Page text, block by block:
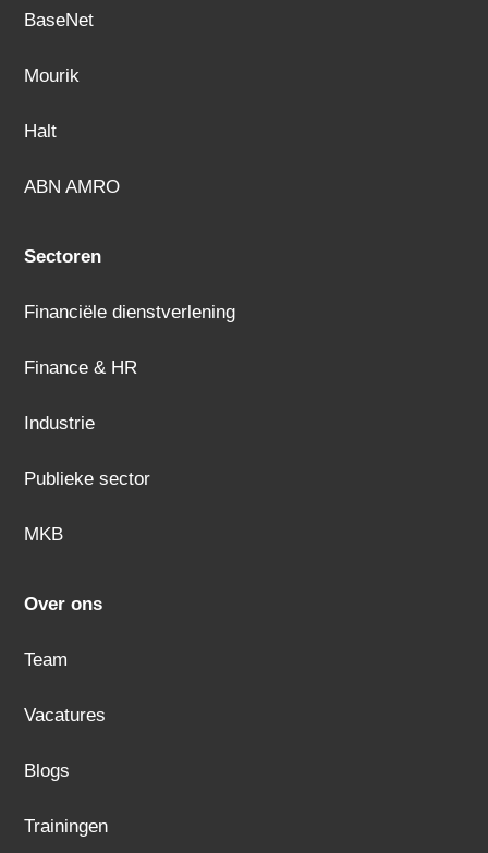
BaseNet
Mourik
Halt
ABN AMRO
Sectoren
Financiële dienstverlening
Finance & HR
Industrie
Publieke sector
MKB
Over ons
Team
Vacatures
Blogs
Trainingen